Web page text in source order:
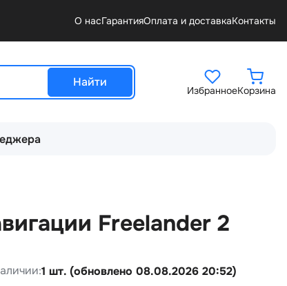
О насГарантияОплата и доставкаКонтакты
Найти
ИзбранноеКорзина
Freelander 2
1 шт. (обновлено 08.08.2026 20:52)